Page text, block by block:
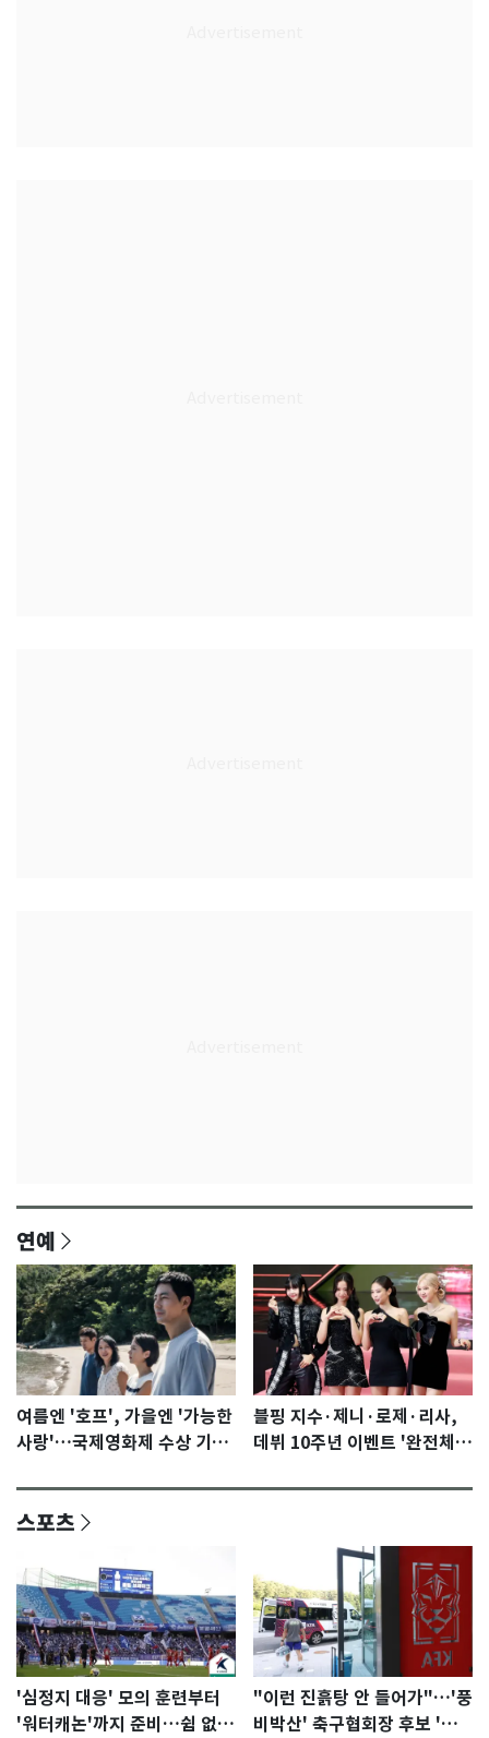
연예
여름엔 '호프', 가을엔 '가능한
사랑'…국제영화제 수상 기대
블핑 지수·제니·로제·리사,
데뷔 10주년 이벤트 '완전체'
스포츠
'심정지 대응' 모의 훈련부터
'워터캐논'까지 준비…쉼 없는
"이런 진흙탕 안 들어가"…'풍
비박산' 축구협회장 후보 '실